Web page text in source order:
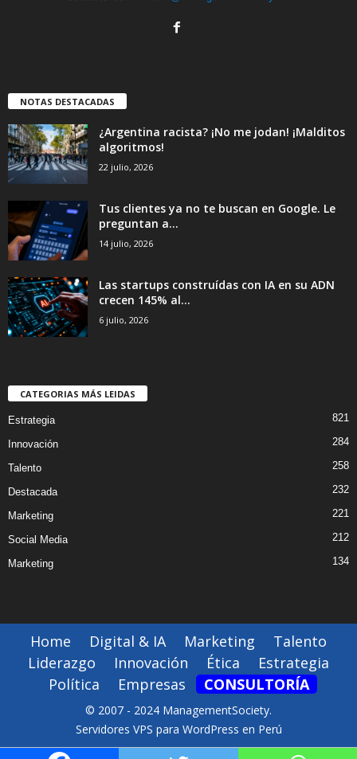
NOTAS DESTACADAS
¿Argentina racista? ¡No me jodan! ¡Malditos
algoritmos!
22 julio, 2026
Tus clientes ya no te buscan en Google. Le
preguntan a...
14 julio, 2026
Las startups construídas con IA en su ADN
crecen 145% al...
6 julio, 2026
CATEGORIAS MÁS LEIDAS
Estrategia 821
Innovación 284
Talento 258
Destacada 232
Marketing 221
Social Media 212
Marketing 134
Home Digital & IA Marketing
Talento
Liderazgo
Innovación Ética
Estrategia
Política
Empresas CONSULTORÍA
© 2007 - 2024 ManagementSociety.
Servidores VPS para WordPress en Perú